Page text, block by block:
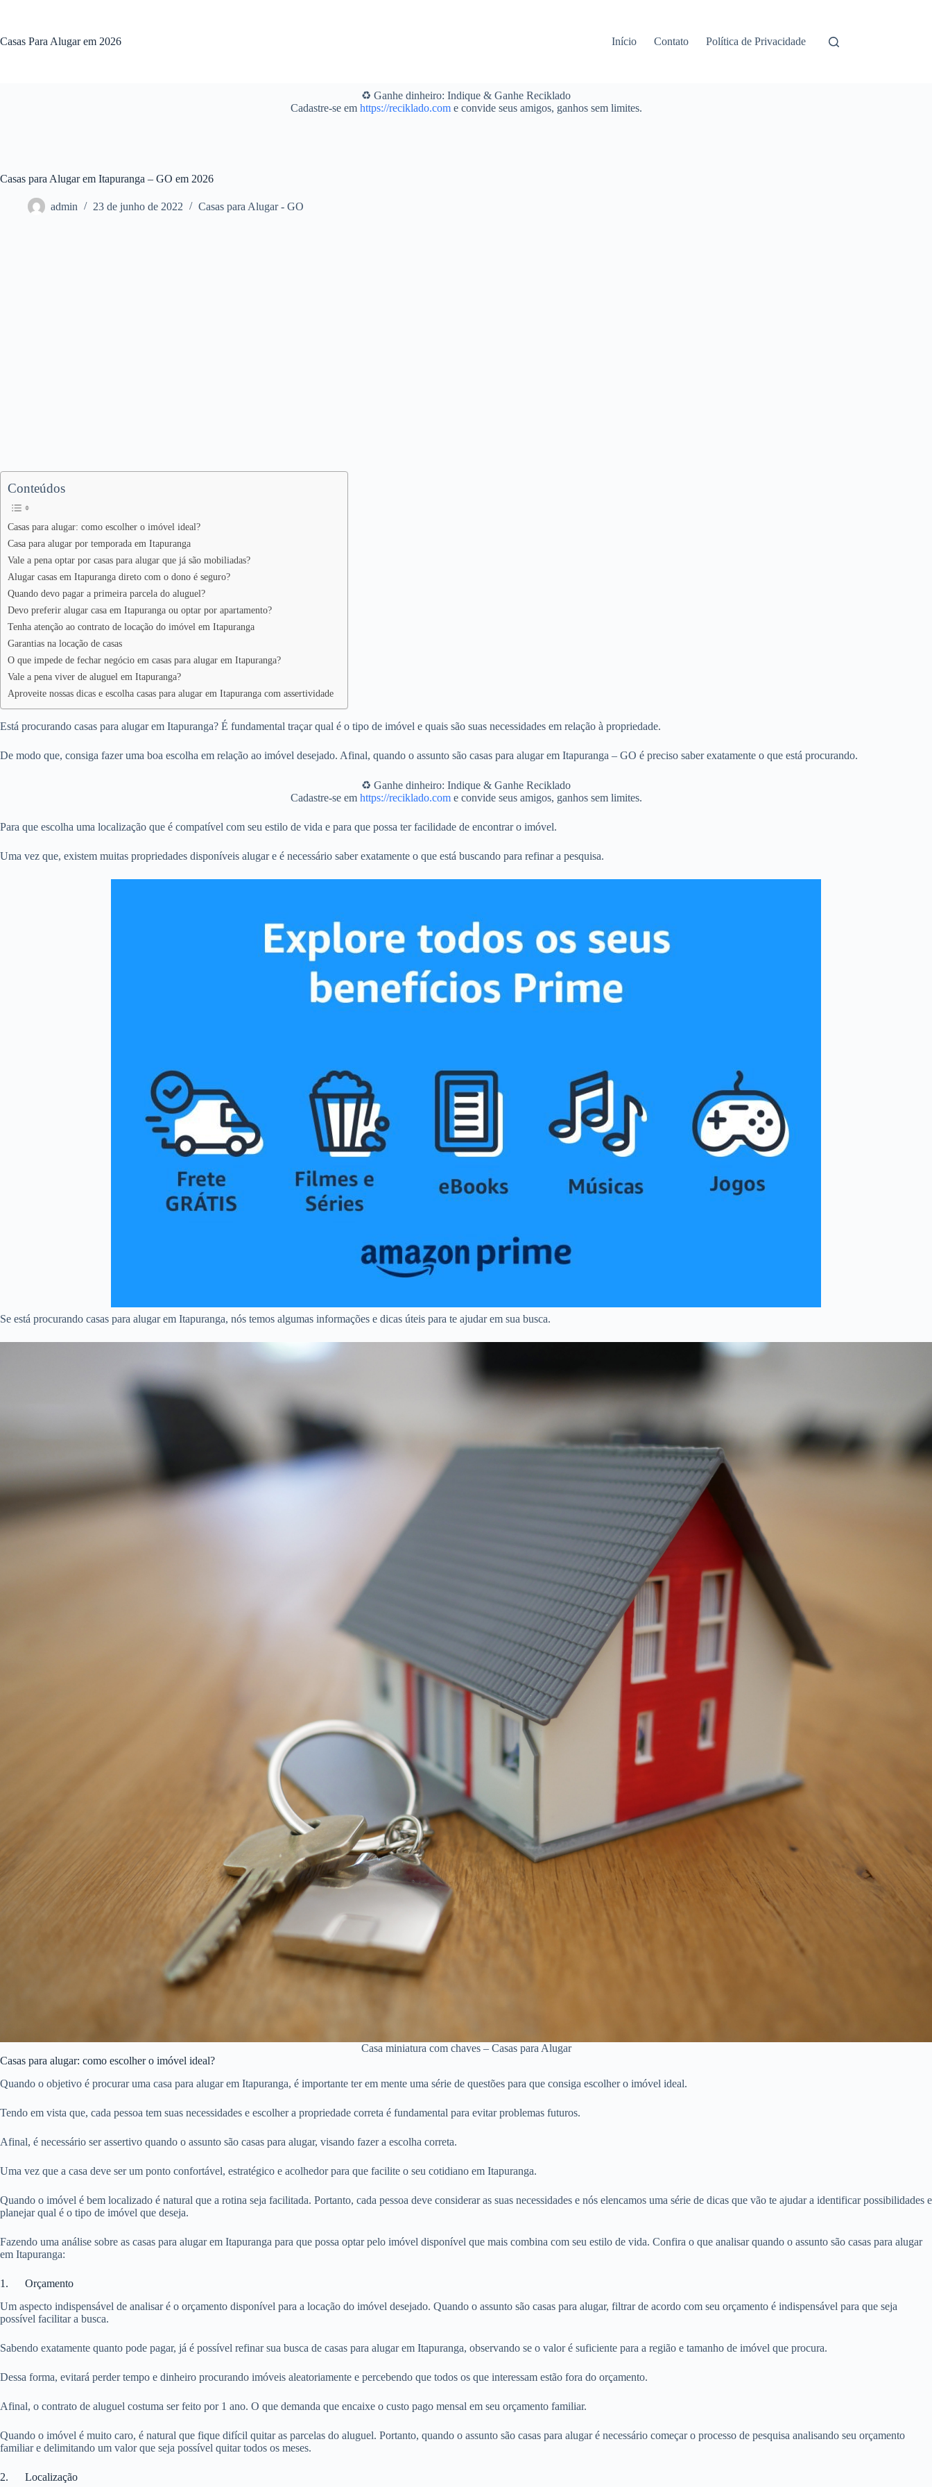
conteúdo
Casas Para Alugar em 2026 Início Contato Política de Privacidade
♻️ Ganhe dinheiro: Indique & Ganhe Reciklado
Cadastre-se em https://reciklado.come convide seus amigos, ganhos sem limites.
Casas para Alugar em Itapuranga – GO em 2026
admin 23 de junho de 2022 Casas para Alugar - GO
Conteúdos
Casas para alugar: como escolher o imóvel ideal?
Casa para alugar por temporada em Itapuranga
Vale a pena optar por casas para alugar que já são mobiliadas?
Alugar casas em Itapuranga direto com o dono é seguro?
Quando devo pagar a primeira parcela do aluguel?
Devo preferir alugar casa em Itapuranga ou optar por apartamento?
Tenha atenção ao contrato de locação do imóvel em Itapuranga
Garantias na locação de casas
O que impede de fechar negócio em casas para alugar em Itapuranga?
Vale a pena viver de aluguel em Itapuranga?
Aproveite nossas dicas e escolha casas para alugar em Itapuranga com assertividade
Está procurando casas para alugar em Itapuranga? É fundamental traçar qual é o tipo de imóvel e quais são suas necessidades em relação à propriedade.
De modo que, consiga fazer uma boa escolha em relação ao imóvel desejado. Afinal, quando o assunto são casas para alugar em Itapuranga – GO é preciso saber exatamente o que está procurando.
♻️ Ganhe dinheiro: Indique & Ganhe Reciklado
Cadastre-se em https://reciklado.come convide seus amigos, ganhos sem limites.
Para que escolha uma localização que é compatível com seu estilo de vida e para que possa ter facilidade de encontrar o imóvel.
Uma vez que, existem muitas propriedades disponíveis alugar e é necessário saber exatamente o que está buscando para refinar a pesquisa.
Se está procurando casas para alugar em Itapuranga, nós temos algumas informações e dicas úteis para te ajudar em sua busca.
Casa miniatura com chaves – Casas para Alugar
Casas para alugar: como escolher o imóvel ideal?
Quando o objetivo é procurar uma casa para alugar em Itapuranga, é importante ter em mente uma série de questões para que consiga escolher o imóvel ideal.
Tendo em vista que, cada pessoa tem suas necessidades e escolher a propriedade correta é fundamental para evitar problemas futuros.
Afinal, é necessário ser assertivo quando o assunto são casas para alugar, visando fazer a escolha correta.
Uma vez que a casa deve ser um ponto confortável, estratégico e acolhedor para que facilite o seu cotidiano em Itapuranga.
Quando o imóvel é bem localizado é natural que a rotina seja facilitada. Portanto, cada pessoa deve considerar as suas necessidades e nós elencamos uma série de dicas que vão te ajudar a identificar possibilidades e
planejar qual é o tipo de imóvel que deseja.
Fazendo uma análise sobre as casas para alugar em Itapuranga para que possa optar pelo imóvel disponível que mais combina com seu estilo de vida. Confira o que analisar quando o assunto são casas para alugar
em Itapuranga:
1. Orçamento
Um aspecto indispensável de analisar é o orçamento disponível para a locação do imóvel desejado. Quando o assunto são casas para alugar, filtrar de acordo com seu orçamento é indispensável para que seja
possível facilitar a busca.
Sabendo exatamente quanto pode pagar, já é possível refinar sua busca de casas para alugar em Itapuranga, observando se o valor é suficiente para a região e tamanho de imóvel que procura.
Dessa forma, evitará perder tempo e dinheiro procurando imóveis aleatoriamente e percebendo que todos os que interessam estão fora do orçamento.
Afinal, o contrato de aluguel costuma ser feito por 1 ano. O que demanda que encaixe o custo pago mensal em seu orçamento familiar.
Quando o imóvel é muito caro, é natural que fique difícil quitar as parcelas do aluguel. Portanto, quando o assunto são casas para alugar é necessário começar o processo de pesquisa analisando seu orçamento
familiar e delimitando um valor que seja possível quitar todos os meses.
2. Localização